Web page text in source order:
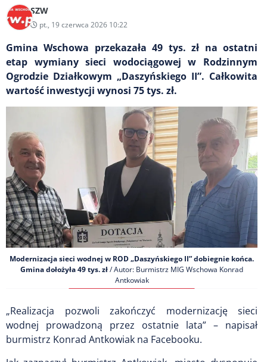
SZW
pt., 19 czerwca 2026 10:22
Gmina Wschowa przekazała 49 tys. zł na ostatni
etap wymiany sieci wodociągowej w Rodzinnym
Ogrodzie Działkowym „Daszyńskiego II”. Całkowita
wartość inwestycji wynosi 75 tys. zł.
Modernizacja sieci wodnej w ROD „Daszyńskiego II” dobiegnie końca.
Gmina dołożyła 49 tys. zł/ Autor: Burmistrz MIG Wschowa Konrad
Antkowiak
„Realizacja pozwoli zakończyć modernizację sieci
wodnej prowadzoną przez ostatnie lata” – napisał
burmistrz Konrad Antkowiak na Facebooku.